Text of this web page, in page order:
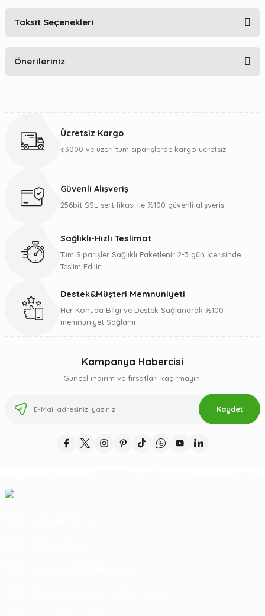
Taksit Seçenekleri
Önerileriniz
Görüş ve önerileriniz için teşekkür ederiz.
Ürün bilgilerinde hatalar bulunuyor.
Gönder
Ücretsiz Kargo
₺3000 ve üzeri tüm siparişlerde kargo ücretsiz
Güvenli Alışveriş
256bit SSL sertifikası ile %100 güvenli alışveriş
Sağlıklı-Hızlı Teslimat
Tüm Siparişler Sağlıklı Paketlenir 2-3 gün İçerisinde
Teslim Edilir.
Destek&Müşteri Memnuniyeti
Her Konuda Bİlgi ve Destek Sağlanarak %100
memnuniyet Sağlanır.
Kampanya Habercisi
Güncel indirim ve fırsatları kaçırmayın.
Kaydet